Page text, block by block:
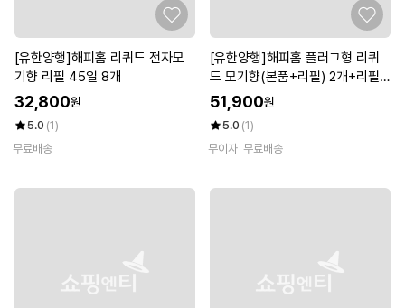
[유한양행]해피홈 리퀴드 전자모
기향 리필 45일 8개
32,800원
5.0 (1)
무료배송
[유한양행]해피홈 플러그형 리퀴
드 모기향(본품+리필) 2개+리필
45일 8개
51,900원
5.0 (1)
무이자 무료배송